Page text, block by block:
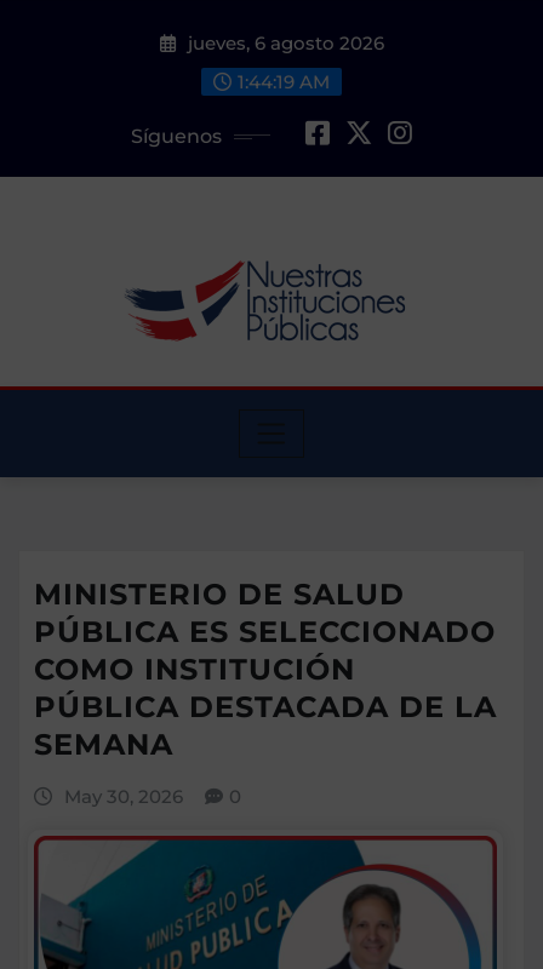
jueves, 6 agosto 2026
1:44:20 AM
Síguenos
MINISTERIO DE SALUD
PÚBLICA ES SELECCIONADO
COMO INSTITUCIÓN
PÚBLICA DESTACADA DE LA
SEMANA
May 30, 2026 0